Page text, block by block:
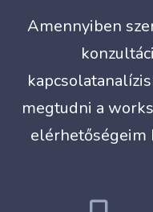
Amennyiben
megtudni a
elérhetőségeim